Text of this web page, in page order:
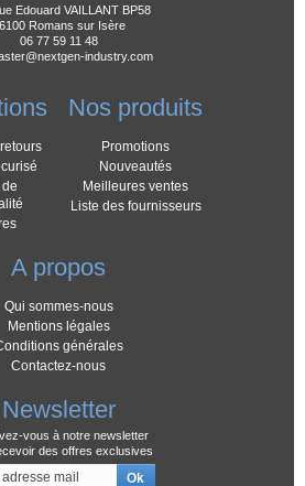
de nouveau
promo -17% que
travail et la
bien sur ce site
pas
ma switch qui
nextgen
Edouard VAILLANT BP58
Romans sur Isère
06 77 59 11 48
industry.com
Nos produits
Promotions
Nouveautés
Meilleures ventes
Liste des fournisseurs
A propos
Qui sommes-nous
Mentions légales
générales
Contactez-nous
Newsletter
vous à notre newsletter
des offres exclusives